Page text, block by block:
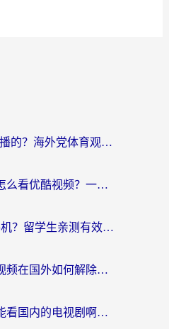
在香港怎么看cba直播的？海外党体育观赛终极指南：告别版权限制，畅享中文解说
海外党别愁！国外怎么看优酷视频？一招解决追剧、看直播难题
海外可以看b站吗手机？留学生亲测有效的回国加速指南
海外党必看：腾讯视频在国外如何解除地域限制？附优酷咪咕使用指南
在国外用什么软件能看国内的电视剧啊？留学生亲测有效的回国加速方案